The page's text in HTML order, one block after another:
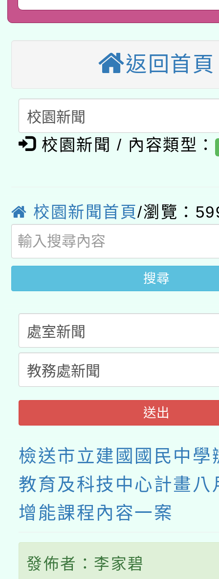
第3次招考甄選結果公
本校115學年度第2次
次招考甄選結果公告(
有關原住民族委員會
公告之原住民族歲時祭
一案。
兒童少年暑期犯罪預防
答一案
有關本府115年70歲以
人員健康講座「吃得安
心」，鼓勵退休同仁踴
本校115學年度第2次
招甄選結果公告(無人
適應運動共學行動站研
本館辦理115年度閱讀
礎課程
A3數位素養講師名單
返回首頁
校園新聞 / 內容類型：
校園新聞首頁/瀏覽：
搜尋
送出
檢送市立建國國民中學
教育及科技中心計畫八
增能課程內容一案
發佈者：李家碧